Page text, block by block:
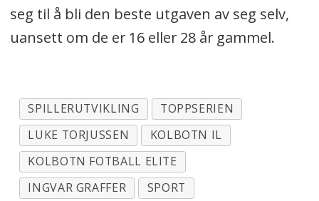
seg til å bli den beste utgaven av seg selv,
uansett om de er 16 eller 28 år gammel.
SPILLERUTVIKLING
TOPPSERIEN
LUKE TORJUSSEN
KOLBOTN IL
KOLBOTN FOTBALL ELITE
INGVAR GRAFFER
SPORT